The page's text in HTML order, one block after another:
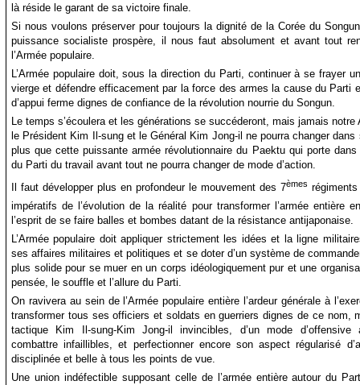
là réside le garant de sa victoire finale.
Si nous voulons préserver pour toujours la dignité de la Corée du
puissance socialiste prospère, il nous faut absolument et avant tout
l’Armée populaire.
L’Armée populaire doit, sous la direction du Parti, continuer à se frayer
vierge et défendre efficacement par la force des armes la cause du Parti
d’appui ferme dignes de confiance de la révolution nourrie du Songun.
Le temps s’écoulera et les générations se succéderont, mais jamais notre
le Président Kim Il-sung et le Général Kim Jong-il ne pourra changer
plus que cette puissante armée révolutionnaire du Paektu qui porte
du Parti du travail avant tout ne pourra changer de mode d’action.
Il faut développer plus en profondeur le mouvement des 7èmes
impératifs de l’évolution de la réalité pour transformer l’armée entière
l’esprit de se faire balles et bombes datant de la résistance antijaponaise.
L’Armée populaire doit appliquer strictement les idées et la ligne
ses affaires militaires et politiques et se doter d’un système de
plus solide pour se muer en un corps idéologiquement pur et une
pensée, le souffle et l’allure du Parti.
On ravivera au sein de l’Armée populaire entière l’ardeur générale à
transformer tous ses officiers et soldats en guerriers dignes de ce nom,
tactique Kim Il-sung-Kim Jong-il invincibles, d’un mode d’offensive
combattre infaillibles, et perfectionner encore son aspect régularisé
disciplinée et belle à tous les points de vue.
Une union indéfectible supposant celle de l’armée entière autour du